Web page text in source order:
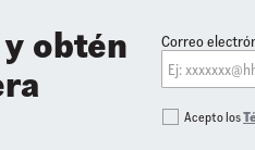
obtén
Correo
Acepto los